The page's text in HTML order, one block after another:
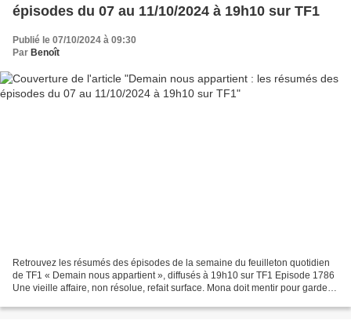
épisodes du 07 au 11/10/2024 à 19h10 sur TF1
Publié le 07/10/2024 à 09:30
Par Benoît
Retrouvez les résumés des épisodes de la semaine du feuilleton quotidien
de TF1 « Demain nous appartient », diffusés à 19h10 sur TF1 Episode 1786
Une vieille affaire, non résolue, refait surface. Mona doit mentir pour garder